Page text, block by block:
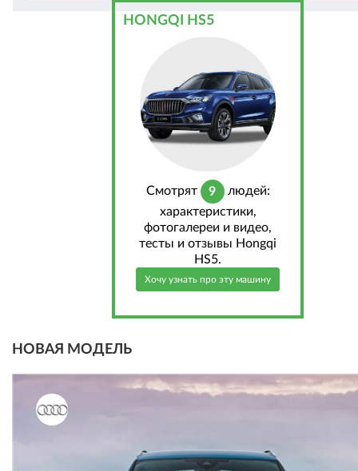
HONGQI HS5
Cмотрят 9
людей:
характеристики,
фотогалереи и видео,
тесты и отзывы Hongqi
HS5.
Хочу узнать про эту машину
НОВАЯ МОДЕЛЬ